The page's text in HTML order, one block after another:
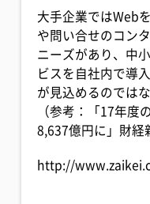
大手企業ではWeb
や問い合せのコン
ニーズがあり、中
ビスを自社内で導
が見込めるのでは
（参考：「17年度
8,637億円に」財経
http://